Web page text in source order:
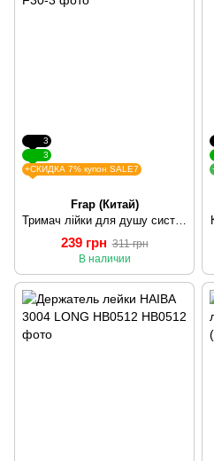
3
3
+СКИДКА 7% купон SALE7
Frap (Китай)
Тримач лійки для душу системи Frap F30-3, хром
239 грн 311 грн
В наличии